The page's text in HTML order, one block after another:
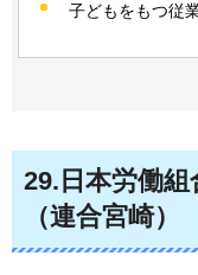
子どもをもつ従
29.日本労働
（連合宮崎）